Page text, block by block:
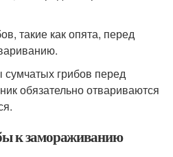
такие как опята, перед
грибов перед
обязательно отвариваются
к замораживанию